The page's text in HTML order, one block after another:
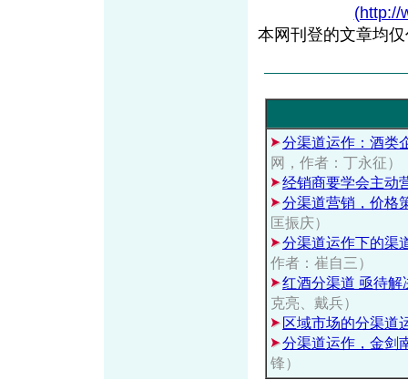
(http://
本网刊登的文章均
分渠道运作：酒类
网，作者：丁永征）
经销商要学会主动
分渠道营销，价格
匡振庆）
分渠道运作下的渠
作者：崔自三）
红酒分渠道 亟待解
克亮、戴兵）
区域市场的分渠道
分渠道运作，金剑
锋）